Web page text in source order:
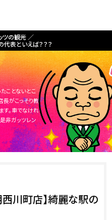
ツの観光
代表といえば？？？
ことないとこ
長がこっそり教
す。車でなけれ
非ガッツレン
西川町店】綺麗な駅の